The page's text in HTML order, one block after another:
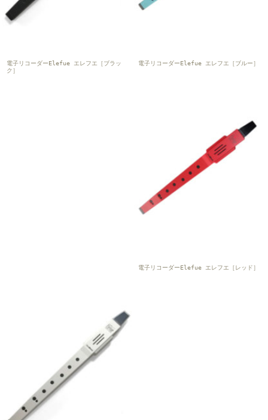
電子リコーダーElefue エレフエ［ブラッ
ク］
電子リコーダーElefue エレフエ［ブルー］
電子リコーダーElefue エレフエ［レッド］